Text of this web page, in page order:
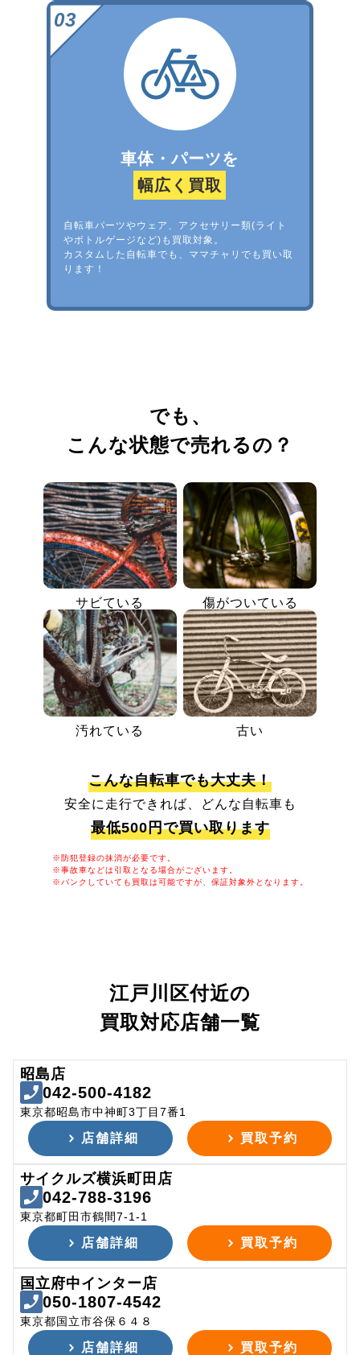
車体・パーツを
幅広く買取
自転車パーツやウェア、アクセサリー類(ライト
やボトルゲージなど)も買取対象。
カスタムした自転車でも、ママチャリでも買い取
ります！
でも、
こんな状態で売れるの？
サビている 傷がついている
汚れている 古い
こんな自転車でも大丈夫！
安全に走行できれば、どんな自転車も
最低500円で買い取ります
※防犯登録の抹消が必要です。
※事故車などは引取となる場合がございます。
※パンクしていても買取は可能ですが、保証対象外となります。
江戸川区付近の
買取対応店舗一覧
昭島店
042-500-4182
東京都昭島市中神町3丁目7番1
店舗詳細 買取予約
サイクルズ横浜町田店
042-788-3196
東京都町田市鶴間7-1-1
店舗詳細 買取予約
国立府中インター店
050-1807-4542
東京都国立市谷保６４８
店舗詳細 買取予約